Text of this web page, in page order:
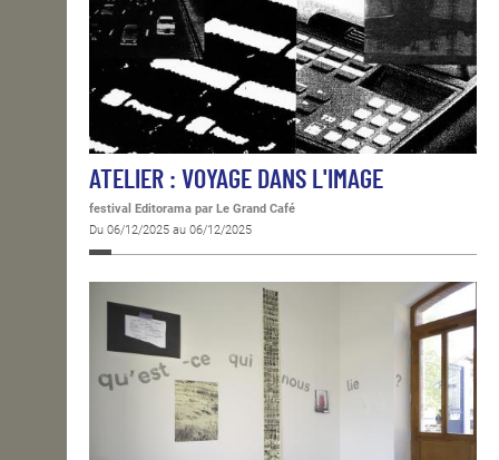
ATELIER : VOYAGE DANS L'IMAGE
festival Editorama par Le Grand Café
Du 06/12/2025 au 06/12/2025